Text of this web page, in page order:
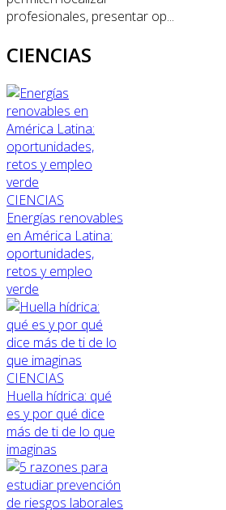
profesionales, presentar op...
CIENCIAS
CIENCIAS
Energías renovables
en América Latina:
oportunidades,
retos y empleo
verde
CIENCIAS
Huella hídrica: qué
es y por qué dice
más de ti de lo que
imaginas